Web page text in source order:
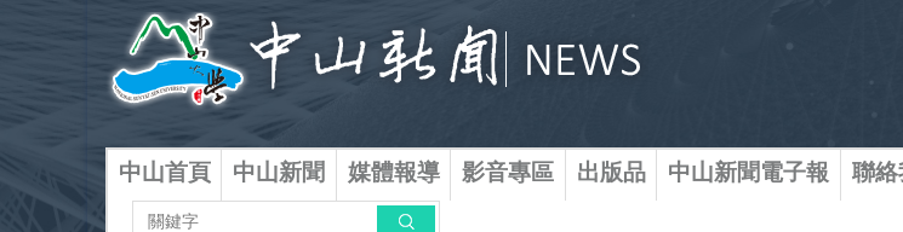
區
中山首頁 中山新聞 媒體報導 影音專區 出版品 中山新聞電子報 聯絡
搜尋